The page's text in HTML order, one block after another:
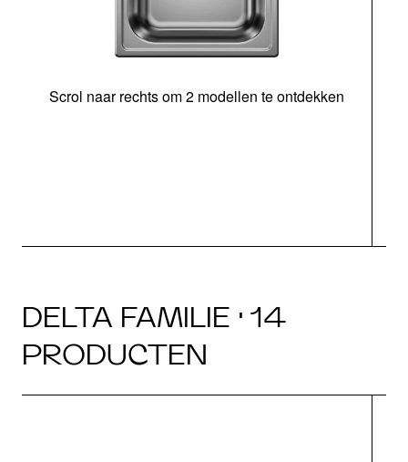
Scrol naar rechts om 2 modellen te ontdekken
DELTA FAMILIE · 14
PRODUCTEN